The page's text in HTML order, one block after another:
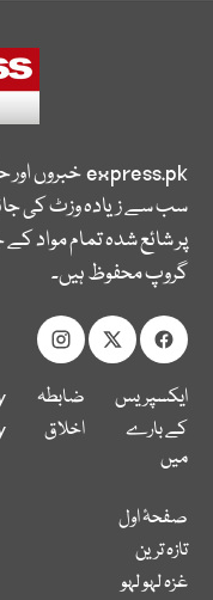
express.pkخبروں
سب سے زیادہ وزٹ کی
پر شائع شدہ تمام مواد
گروپ محفوظ ہیں۔
ایکسپریس
کے بارے
میں
ضابطہ
اخلاق
صفحۂ اول
تازہ ترین
غزہ لہو لہو